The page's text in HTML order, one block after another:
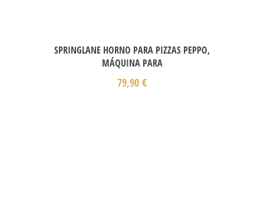
SPRINGLANE HORNO PARA PIZZAS PEPPO,
MÁQUINA PARA
79,90 €